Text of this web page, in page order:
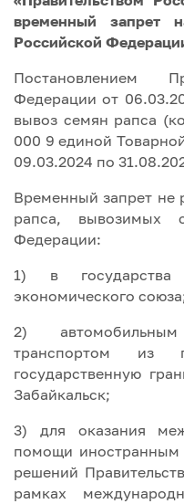
временный запрет
Российской
Постановлением
Федерации от
вывоз семян рапса
000 9 единой
09.03.2024 по
Временный запрет не
рапса, вывозимых
Федерации:
1) в государства
экономического
2)
транспортом из
государственную
Забайкальск;
3) для оказания
помощи иностранным
решений
рамках